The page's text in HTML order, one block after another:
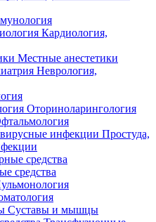
Кардиология,
Местные анестетики
Неврология,
Оториноларингология
Простуда,
средства
Суставы и мышцы